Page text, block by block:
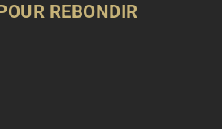
REBONDIR